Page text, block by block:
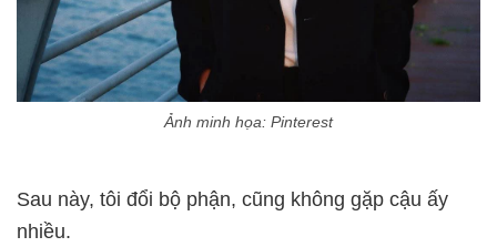
Ảnh minh họa: Pinterest
Sau này, tôi đổi bộ phận, cũng không gặp cậu ấy
nhiều.